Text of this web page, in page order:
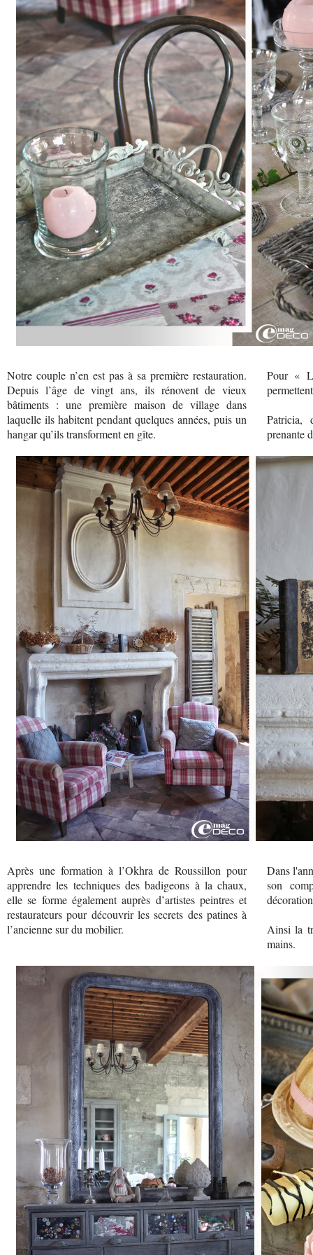
Notre couple n’en est pas à sa première restauration.
Depuis l’âge de vingt ans, ils rénovent de vieux
bâtiments : une première maison de village dans
laquelle ils habitent pendant quelques années, puis un
hangar qu’ils transforment en gîte.
Pour «
Patricia,
prenante
Après une formation à l’Okhra de Roussillon pour
apprendre les techniques des badigeons à la chaux,
elle se forme également auprès d’artistes peintres et
restaurateurs pour découvrir les secrets des patines à
l’ancienne sur du mobilier.
Dans
son
Ainsi la
mains.